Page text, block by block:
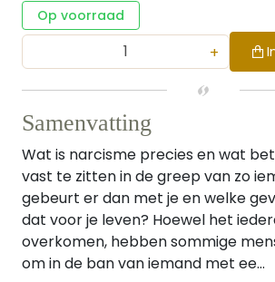
Op voorraad
+
Samenvatting
Wat is narcisme precies en wat
vast te zitten in de greep van zo
gebeurt er dan met je en welke
dat voor je leven? Hoewel het
overkomen, hebben sommige
om in de ban van iemand met ee...